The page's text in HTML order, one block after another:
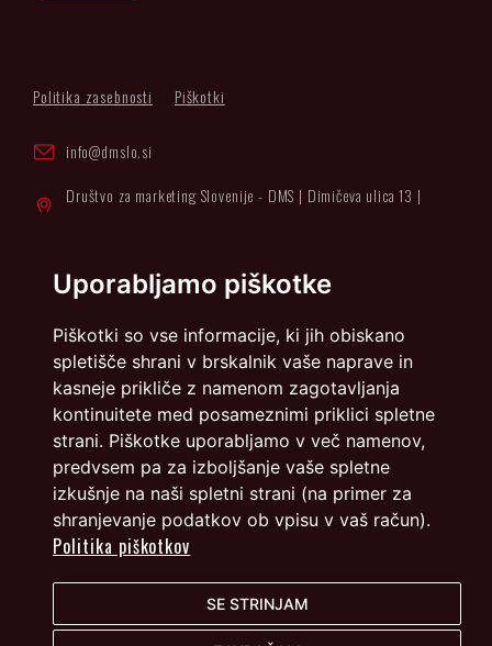
Uporabljamo piškotke
Piškotki so vse informacije, ki jih obiskano
spletišče shrani v brskalnik vaše naprave in
kasneje prikliče z namenom zagotavljanja
kontinuitete med posameznimi priklici spletne
strani. Piškotke uporabljamo v več namenov,
predvsem pa za izboljšanje vaše spletne
izkušnje na naši spletni strani (na primer za
shranjevanje podatkov ob vpisu v vaš račun).
Politika piškotkov
SE STRINJAM
Politika zasebnosti Piškotki
info@dmslo.si
Društvo za marketing Slovenije - DMS | Dimičeva ulica 13 |